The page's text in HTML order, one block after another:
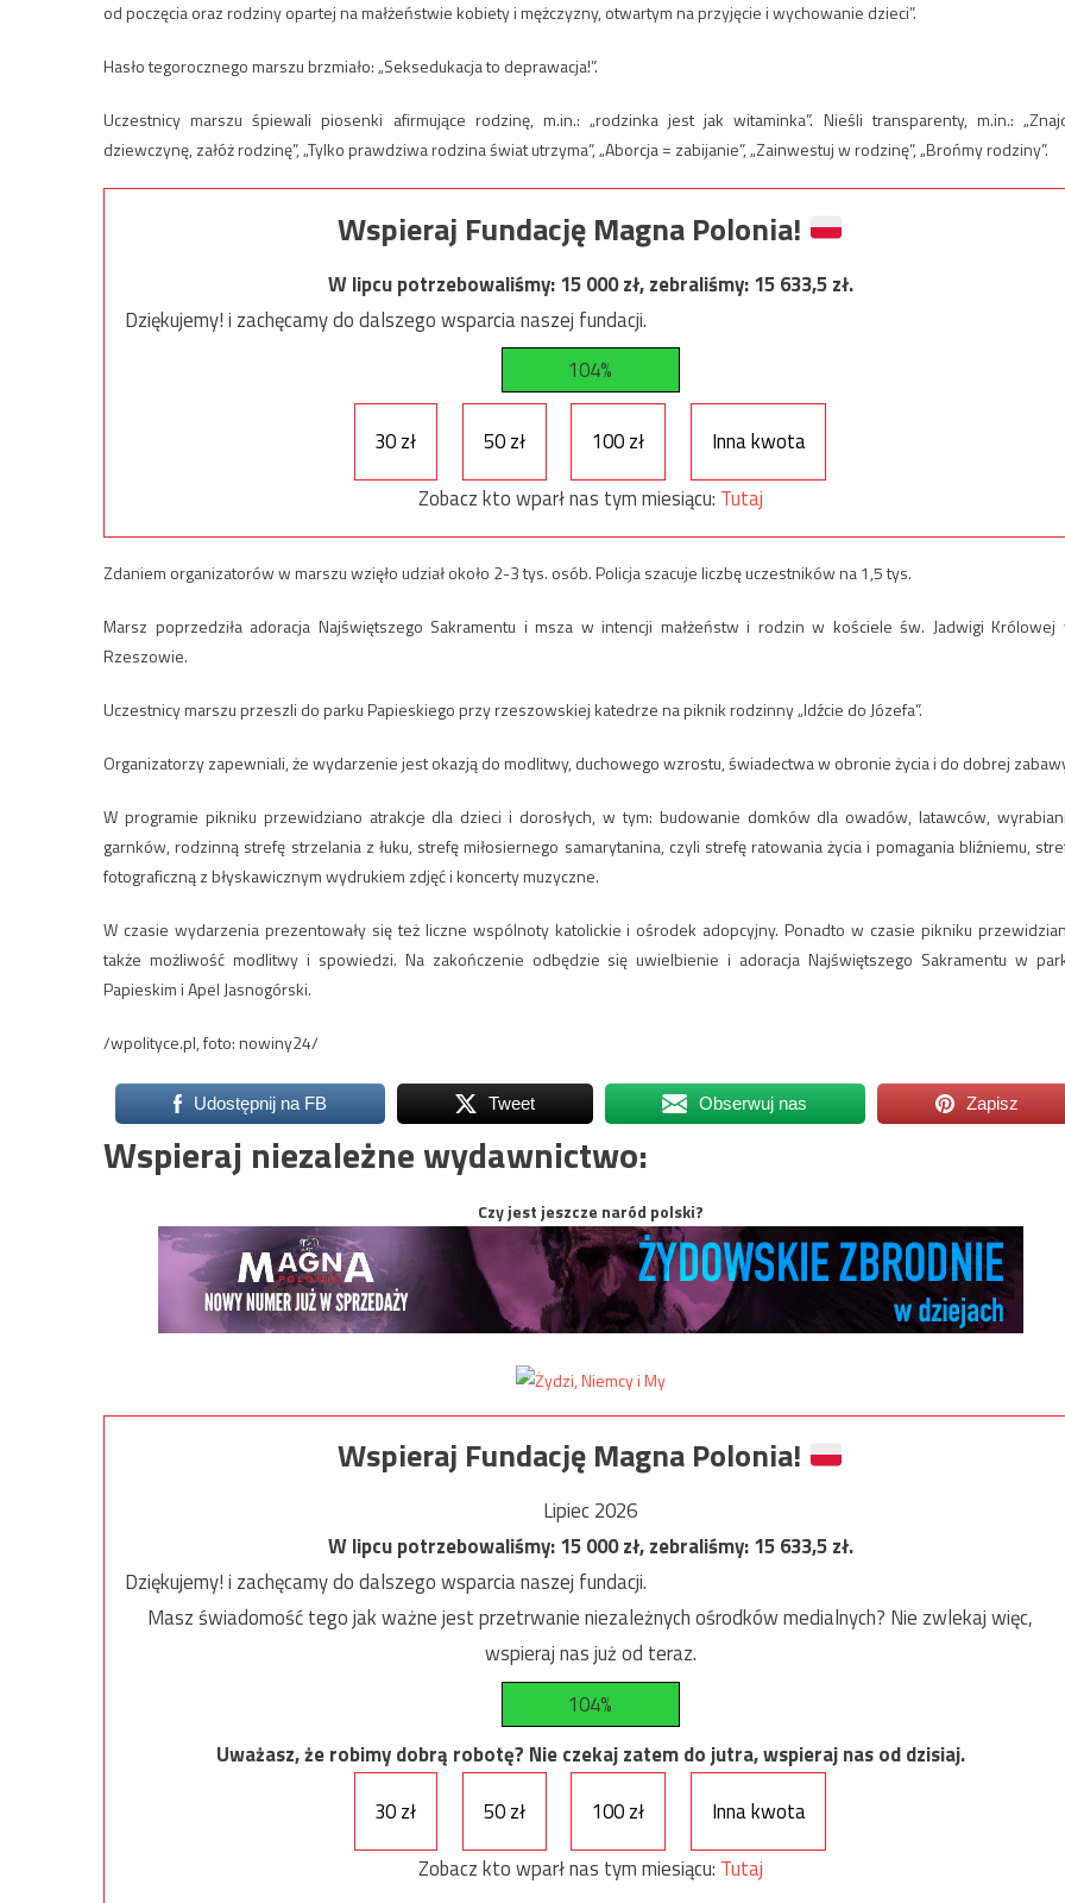
od poczęcia oraz rodziny opartej na małżeństwie kobiety i mężczyzny, otwartym na przyjęcie i wychowanie dzieci”.
Hasło tegorocznego marszu brzmiało: „Seksedukacja to deprawacja!”.
Uczestnicy marszu śpiewali piosenki afirmujące rodzinę, m.in.: „rodzinka jest jak witaminka”. Nieśli transparenty, m.in.:
dziewczynę, załóż rodzinę”, „Tylko prawdziwa rodzina świat utrzyma”, „Aborcja = zabijanie”, „Zainwestuj w rodzinę”, „Brońmy rodziny”.
Wspieraj Fundację Magna Polonia!
W lipcu potrzebowaliśmy:15 000zł, zebraliśmy:15 633,5zł.
Dziękujemy! i zachęcamy do dalszego wsparcia naszej fundacji.
104%
30 zł 50 zł 100 zł
Inna kwota
Zobacz kto wparł nas tym miesiącu: Tutaj
Zdaniem organizatorów w marszu wzięło udział około 2-3 tys. osób. Policja szacuje liczbę uczestników na 1,5 tys.
Marsz poprzedziła adoracja Najświętszego Sakramentu i msza w intencji małżeństw i rodzin w kościele św. Jadwigi Królowej
Rzeszowie.
Uczestnicy marszu przeszli do parku Papieskiego przy rzeszowskiej katedrze na piknik rodzinny „Idźcie do Józefa”.
Organizatorzy zapewniali, że wydarzenie jest okazją do modlitwy, duchowego wzrostu, świadectwa w obronie życia i do dobrej
W programie pikniku przewidziano atrakcje dla dzieci i dorosłych, w tym: budowanie domków dla owadów, latawców,
garnków, rodzinną strefę strzelania z łuku, strefę miłosiernego samarytanina, czyli strefę ratowania życia i pomagania bliźniemu,
fotograficzną z błyskawicznym wydrukiem zdjęć i koncerty muzyczne.
W czasie wydarzenia prezentowały się też liczne wspólnoty katolickie i ośrodek adopcyjny. Ponadto w czasie pikniku
także możliwość modlitwy i spowiedzi. Na zakończenie odbędzie się uwielbienie i adoracja Najświętszego Sakramentu w
Papieskim i Apel Jasnogórski.
/wpolityce.pl, foto: nowiny24/
Udostępnij na FB Tweet Obserwuj nas Zapisz
Wspieraj niezależne wydawnictwo:
Czy jest jeszcze naród polski?
Wspieraj Fundację Magna Polonia!
Lipiec 2026
W lipcu potrzebowaliśmy:15 000zł, zebraliśmy:15 633,5zł.
Dziękujemy! i zachęcamy do dalszego wsparcia naszej fundacji.
Masz świadomość tego jak ważne jest przetrwanie niezależnych ośrodków medialnych? Nie zwlekaj więc,
wspieraj nas już od teraz.
104%
Uważasz, że robimy dobrą robotę? Nie czekaj zatem do jutra, wspieraj nas od dzisiaj.
30 zł
50 zł 100 zł
Inna kwota
Zobacz kto wparł nas tym miesiącu: Tutaj